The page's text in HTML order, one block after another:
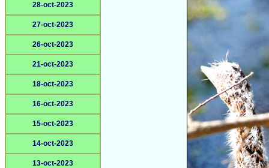
28-oct-2023
27-oct-2023
26-oct-2023
21-oct-2023
18-oct-2023
16-oct-2023
15-oct-2023
14-oct-2023
13-oct-2023